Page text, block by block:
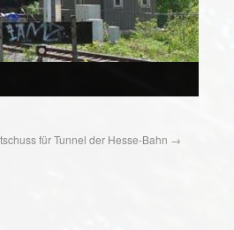
für Tunnel der Hesse-Bahn →